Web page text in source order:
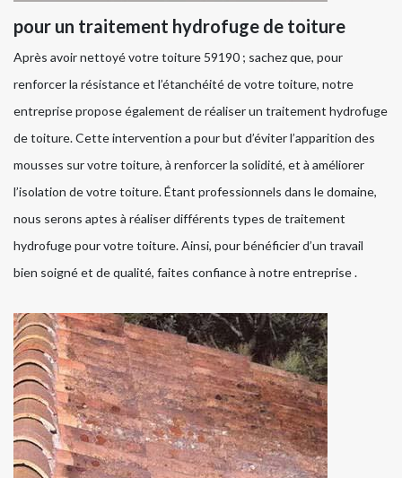
pour un traitement hydrofuge de toiture
Après avoir nettoyé votre toiture 59190 ; sachez que, pour
renforcer la résistance et l’étanchéité de votre toiture, notre
entreprise propose également de réaliser un traitement hydrofuge
de toiture. Cette intervention a pour but d’éviter l’apparition des
mousses sur votre toiture, à renforcer la solidité, et à améliorer
l’isolation de votre toiture. Étant professionnels dans le domaine,
nous serons aptes à réaliser différents types de traitement
hydrofuge pour votre toiture. Ainsi, pour bénéficier d’un travail
bien soigné et de qualité, faites confiance à notre entreprise .